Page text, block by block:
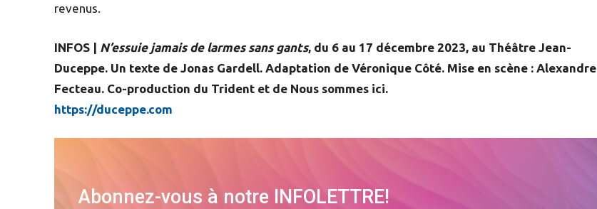
revenus.
INFOS | N’essuie jamais de larmes sans gants, du 6 au 17 décembre 2023, au Théâtre Jean-
Duceppe. Un texte de Jonas Gardell. Adaptation de Véronique Côté. Mise en scène : Alexandre
Fecteau. Co-production du Trident et de Nous sommes ici.
https://duceppe.com
Abonnez-vous à notre INFOLETTRE!